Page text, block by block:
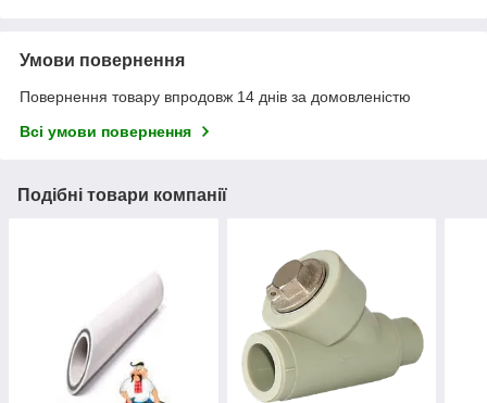
Умови повернення
Повернення товару впродовж 14 днів за домовленістю
Всі умови повернення
Подібні товари компанії